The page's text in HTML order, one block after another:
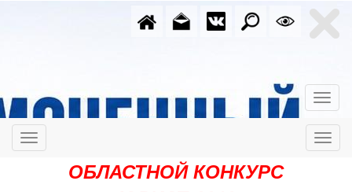
ОБЛАСТНОЙ КОНКУРС